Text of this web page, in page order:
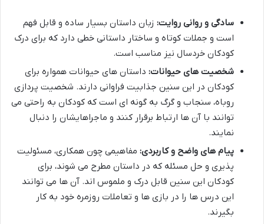
سادگی و روانی روایت: زبان داستان بسیار ساده و قابل فهم
است و جملات کوتاه و ساختار داستانی خطی دارد که برای درک
کودکان خردسال نیز مناسب است.
شخصیت های حیوانات: داستان های حیوانات همواره برای
کودکان در این سنین جذابیت فراوانی دارند. شخصیت پردازی
روباه، سنجاب و گرگ به گونه ای است که کودکان به راحتی می
توانند با آن ها ارتباط برقرار کنند و ماجراهایشان را دنبال
نمایند.
پیام های واضح و کاربردی: مفاهیمی چون همکاری، مسئولیت
پذیری و حل مسئله که در داستان مطرح می شوند، برای
کودکان این سنین قابل درک و ملموس اند. آن ها می توانند
این درس ها را در بازی ها و تعاملات روزمره خود به کار
بگیرند.